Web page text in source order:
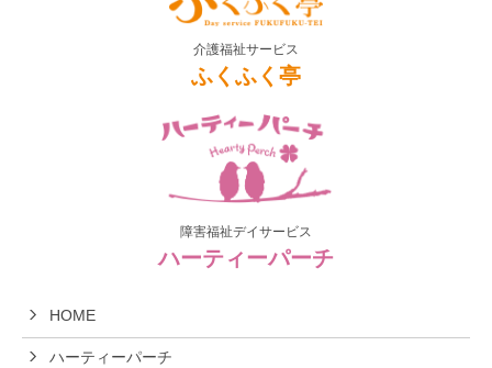
介護福祉サービス
ふくふく亭
障害福祉デイサービス
ハーティーパーチ
HOME
ハーティーパーチ